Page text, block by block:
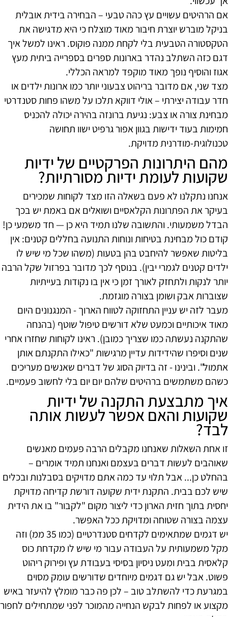
אם הרהיטים עשויים עץ כהה טבעי – הבחירה בידית אובלית
בניקל מוברש יוצרת חיבור מאוד מוצלח כי היא מדגישה את
הטקסטורה הטבעית בלי לקחת ממנה פוקוס. ראינו למשל איך
דגם כזה השתלב נהדר בארונות ספרים בספרייה ביתית מעץ
אגוז והוסיף נופך מאוד מוקפד למראה הכללי.
מצד שני, אם מדובר בריהוט צבעוני יותר כמו ארונות ילדים או
חדר עבודה יצירתי – אולי דווקא תלכו על משהו פחות סטנדרטי
מבחינת צורה או צבע: נגיעת ברונזה בהירה יכולה להכניס
חמימות בעוד ידישות בגוון אפור גרפיט ישוו תחושה
טכנולוגית-מודרנית מדויקת.
מהם היתרונות הפרקטיים של ידיות
שקועות לעומת ידיות מסורתיות?
אנחנו נתקלנו לא פעם בשאלה הזו מצד לקוחות שמכירים
בעיקר את הפתרונות הקלאסיים ושואלים אם באמת יש בכך
הבדל משמעותי. והתשובה שלנו תמיד היא כן — חד משמעי כן!
קודם כול מבחינת בטיחות ונוחות התנועה בחללים קטנים: אין
בליטות שאפשר להיחבט בהן בטעות (משהו שכל מי שיש לו
ילדים קטנים לגמרי יבין). בנוסף לכך מדובר בפרזול שקל הרבה
יותר לנקות ולתחזק לאורך זמן כי אין בו נקודות בעייתיות
שצוברות אבק ושומן בצורה מוגזמת.
מעבר לזה יש עניין התחזוקה לטווח הארוך - המנגנונים היום
מאוד איכותיים וכמעט שלא דורשים טיפול שוטף (בהנחה
שהתקנה נעשתה כמו שצריך כמובן). ראינו לקוחות שחזרו אחרי
שנים וסיפרו שהידידות עדיין מרגישות "כאילו התקנתם אותן
אתמול". ובינינו - זה בדיוק הסוג של דברים שאנשים מעריכים
כשהם משתמשים ברהיטים שלהם יום יום בלי לחשוב פעמיים.
איך מתבצעת התקנה של ידיות
שקועות והאם אפשר לעשות אותה
לבד?
זו אחת השאלות שאנחנו מקבלים הרבה פעמים מאנשים
שאוהבים לעשות דברים בעצמם ואנחנו תמיד אומרים –
בהחלט כן... אבל תלוי עד כמה אתם מדויקים בסבלנות ובכלים
שיש לכם בבית. התקנת ידית שקועה דורשת קדיחה מדויקת
יחסית בתוך חזית הארון כדי ליצור מקום "לקבור" בו את הידית
עצמה בצורה שטוחה ומדויקת ככל האפשר.
יש דגמים שמתאימים לקדחים סטנדרטיים (כמו 35 ממ) וזה
מקל משמעותית על העבודה עבור מי שיש לו מקדחת כוס
קלאסית בבית ומעט ניסיון בסיסי בעבודת עץ ופירוק ריהוט
פשוט. אבל יש גם דגמים מיוחדים שדורשים עומק מסוים
במגרעת כדי להשתלב טוב – לכן פה כבר מומלץ להיעזר באיש
מקצוע או לפחות לבקש הנחייה מהמוכר לפני שמתחילים לחפור